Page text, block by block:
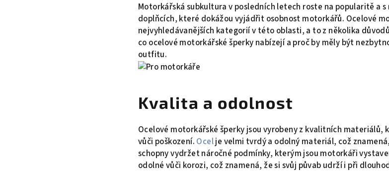
Motorkářská subkultura v posledních letech roste na popularitě a
doplňcích, které dokážou vyjádřit osobnost motorkářů. Ocelové
nejvyhledávanějších kategorií v této oblasti, a to z několika
co ocelové motorkářské šperky nabízejí a proč by měly být
outfitu.
Kvalita a odolnost
Ocelové motorkářské šperky jsou vyrobeny z kvalitních
vůči poškození. Ocelje velmi tvrdý a odolný materiál, což
schopny vydržet náročné podmínky, kterým jsou motorkáři
odolné vůči korozi, což znamená, že si svůj půvab udrží i při